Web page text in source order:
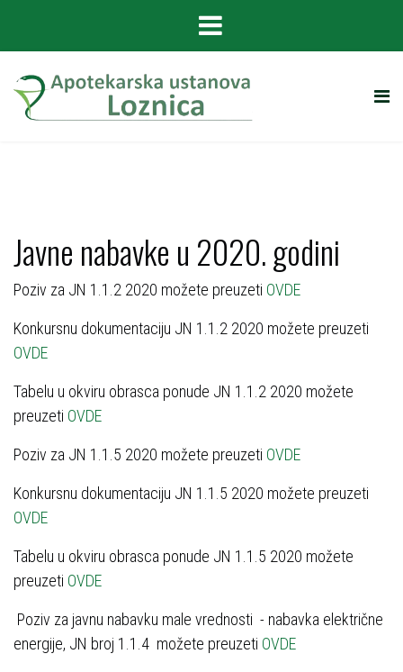
Javne nabavke u 2020. godini
Poziv za JN 1.1.2 2020 možete preuzeti OVDE
Konkursnu dokumentaciju JN 1.1.2 2020 možete preuzeti
OVDE
Tabelu u okviru obrasca ponude JN 1.1.2 2020 možete
preuzeti OVDE
Poziv za JN 1.1.5 2020 možete preuzeti OVDE
Konkursnu dokumentaciju JN 1.1.5 2020 možete preuzeti
OVDE
Tabelu u okviru obrasca ponude JN 1.1.5 2020 možete
preuzeti OVDE
Poziv za javnu nabavku male vrednosti - nabavka električne
energije, ЈN broj 1.1.4 možete preuzeti OVDE